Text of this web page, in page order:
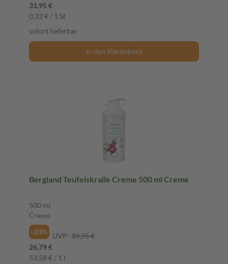
31,95 €
0,32 € / 1 St
sofort lieferbar
In den Warenkorb
Bergland Teufelskralle Creme 500 ml Creme
500 ml
Creme
-33%
UVP: 39,95 €
26,79 €
53,58 € / 1 l